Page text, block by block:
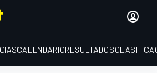
CALENDARIORESULTADOS